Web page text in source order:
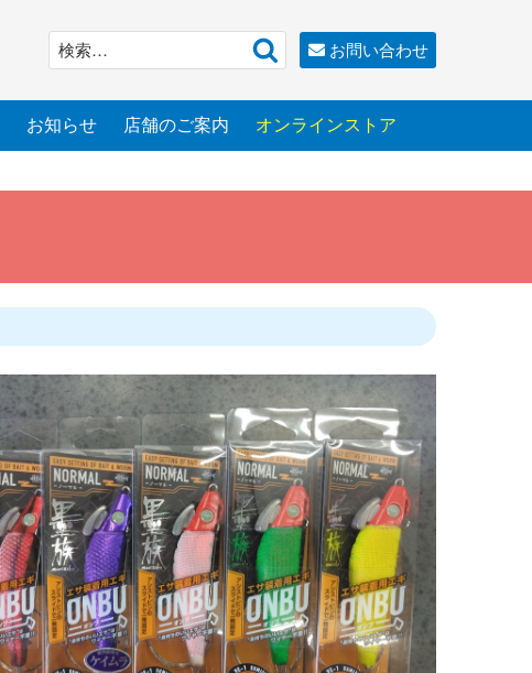
索:
お問い合わせ
お知らせ 店舗のご案内 オンラインストア